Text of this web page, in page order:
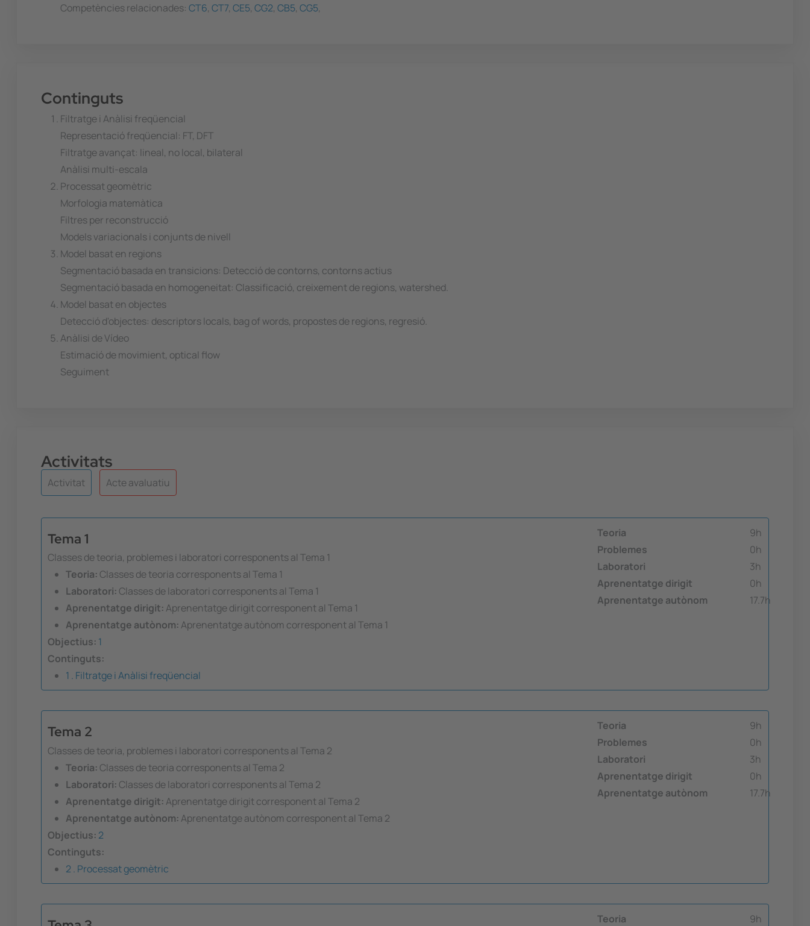
Competències relacionades: CT6, CT7, CE5, CG2, CB5, CG5,
Continguts
Filtratge i Anàlisi freqüencial
Representació freqüencial: FT, DFT
Filtratge avançat: lineal, no local, bilateral
Anàlisi multi-escala
Processat geomètric
Morfologia matemàtica
Filtres per reconstrucció
Models variacionals i conjunts de nivell
Model basat en regions
Segmentació basada en transicions: Detecció de contorns, contorns actius
Segmentació basada en homogeneitat: Classificació, creixement de regions, watershed.
Model basat en objectes
Detecció d'objectes: descriptors locals, bag of words, propostes de regions, regresió.
Anàlisi de Vídeo
Estimació de movimient, optical flow
Seguiment
Activitats
Activitat Acte avaluatiu
Tema 1
Classes de teoria, problemes i laboratori corresponents al Tema 1
Teoria: Classes de teoria corresponents al Tema 1
Laboratori: Classes de laboratori corresponents al Tema 1
Aprenentatge dirigit: Aprenentatge dirigit corresponent al Tema 1
Aprenentatge autònom: Aprenentatge autònom corresponent al Tema 1
Objectius: 1
Continguts:
1 . Filtratge i Anàlisi freqüencial
Teoria
9h
Problemes
0h
Laboratori
3h
Aprenentatge dirigit
0h
Aprenentatge autònom
17.7h
Tema 2
Classes de teoria, problemes i laboratori corresponents al Tema 2
Teoria: Classes de teoria corresponents al Tema 2
Laboratori: Classes de laboratori corresponents al Tema 2
Aprenentatge dirigit: Aprenentatge dirigit corresponent al Tema 2
Aprenentatge autònom: Aprenentatge autònom corresponent al Tema 2
Objectius: 2
Continguts:
2 . Processat geomètric
Teoria
9h
Problemes
0h
Laboratori
3h
Aprenentatge dirigit
0h
Aprenentatge autònom
17.7h
Teoria 9h